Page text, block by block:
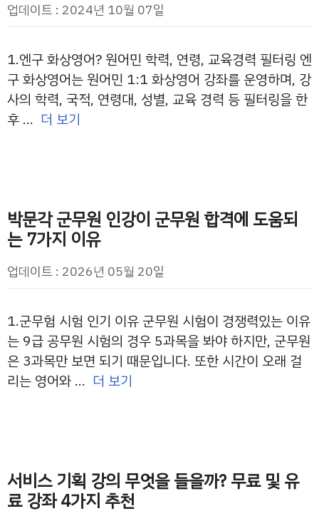
업데이트 : 2024년 10월 07일
1.엔구 화상영어? 원어민 학력, 연령, 교육경력 필터링 엔
구 화상영어는 원어민 1:1 화상영어 강좌를 운영하며, 강
사의 학력, 국적, 연령대, 성별, 교육 경력 등 필터링을 한
후 … 더 보기
박문각 군무원 인강이 군무원 합격에 도움되
는 7가지 이유
업데이트 : 2026년 05월 20일
1.군무험 시험 인기 이유 군무원 시험이 경쟁력있는 이유
는 9급 공무원 시험의 경우 5과목을 봐야 하지만, 군무원
은 3과목만 보면 되기 때문입니다. 또한 시간이 오래 걸
리는 영어와 … 더 보기
서비스 기획 강의 무엇을 들을까? 무료 및 유
료 강좌 4가지 추천